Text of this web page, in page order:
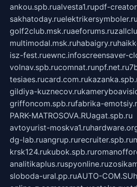
ankou.spb.rualvesta1.rupdf-
sakhatoday.ruelektrikersymboler.ru
golf2club.msk.ruaeforums.ru
multimodal.msk.ruhabaigry.ru
isz-fest.ruewnc.infoscreensaver-
volnav.spb.rucomnat.runpf.net.ru
tesiaes.rucard.com.ru
gildiya-kuznecov.ru
griffoncom.spb.rufabrika-
PARK-MATROSOVA.RUagat.spb.ru
avtoyurist-moskva1.ru
dg-lab.ruangrup.rurecruiter.spb.ru
krsk124.rukubok.spb.ru
analitikaplus.ruspyonline.ru
sloboda-ural.pp.ruAUTO-COM.SU